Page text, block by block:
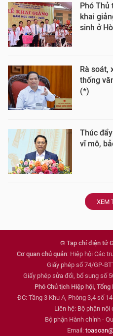
Phó Thủ
khai
sinh ở
Rà soát,
thống
(*)
Thúc
vĩ mô,
XEM
© Tạp chí điện tử
Cơ quan chủ quản: Hiệp hội Các
Giấy phép số 74/GP-
Giấy phép sửa đổi, bổ sung số
Phó Chủ tịch Hiệp hội, Tổng
ĐC: Tầng 3 Khu A, Phòng 3,4 số
Liên hệ: Bộ phận nội
Bộ phận Hành chính -
Email: